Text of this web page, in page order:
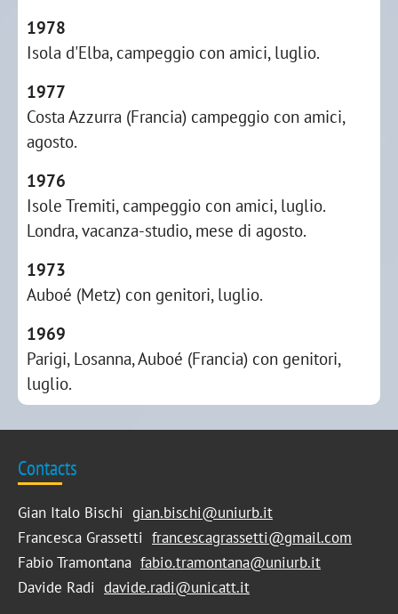
1978
Isola d'Elba, campeggio con amici, luglio.
1977
Costa Azzurra (Francia) campeggio con amici,
agosto.
1976
Isole Tremiti, campeggio con amici, luglio.
Londra, vacanza-studio, mese di agosto.
1973
Auboé (Metz) con genitori, luglio.
1969
Parigi, Losanna, Auboé (Francia) con genitori,
luglio.
Contacts
Gian Italo Bischi gian.bischi@uniurb.it
Francesca Grassetti francescagrassetti@gmail.com
Fabio Tramontana fabio.tramontana@uniurb.it
Davide Radi davide.radi@unicatt.it